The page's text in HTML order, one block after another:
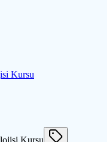
Kursu